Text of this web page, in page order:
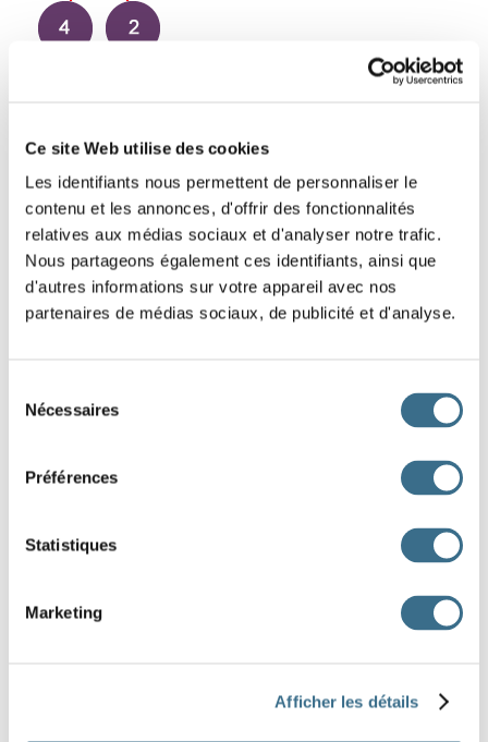
Ce site Web utilise des cookies
Les identifiants nous permettent de personnaliser le
contenu et les annonces, d'offrir des fonctionnalités
relatives aux médias sociaux et d'analyser notre trafic.
Nous partageons également ces identifiants, ainsi que
d'autres informations sur votre appareil avec nos
partenaires de médias sociaux, de publicité et d'analyse.
Nécessaires
Préférences
Statistiques
Marketing
Afficher les détails
2